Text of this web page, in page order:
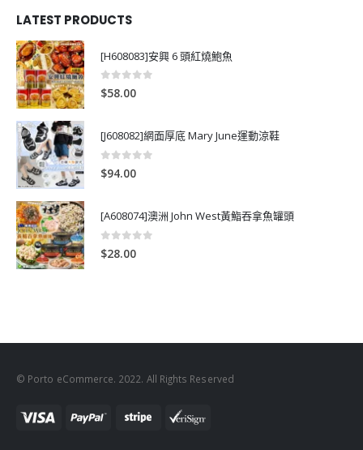
LATEST PRODUCTS
[H608083]安興 6 頭紅燒鮑魚
0out of 5
$58.00
[J608082]網面厚底 Mary June運動涼鞋
0 out of 5
$94.00
[A608074]澳洲 John West黃鮨吞拿魚罐頭
0 out of 5
$28.00
© Porto eCommerce. 2022. All Rights Reserved